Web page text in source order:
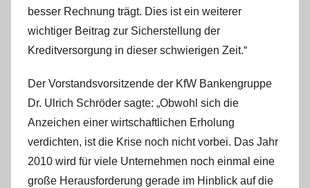
besser Rechnung trägt. Dies ist ein weiterer
wichtiger Beitrag zur Sicherstellung der
Kreditversorgung in dieser schwierigen Zeit.“
Der Vorstandsvorsitzende der KfW Bankengruppe
Dr. Ulrich Schröder sagte: „Obwohl sich die
Anzeichen einer wirtschaftlichen Erholung
verdichten, ist die Krise noch nicht vorbei. Das Jahr
2010 wird für viele Unternehmen noch einmal eine
große Herausforderung gerade im Hinblick auf die